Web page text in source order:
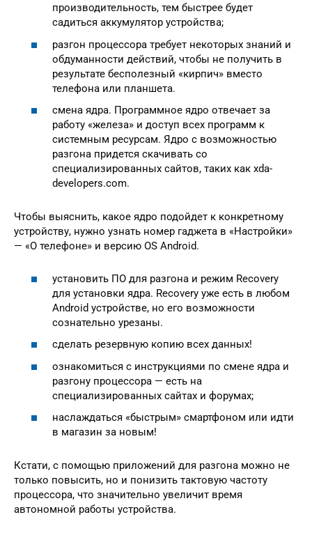
производительность, тем быстрее будет
садиться аккумулятор устройства;
разгон процессора требует некоторых знаний и
обдуманности действий, чтобы не получить в
результате бесполезный «кирпич» вместо
телефона или планшета.
смена ядра. Программное ядро отвечает за
работу «железа» и доступ всех программ к
системным ресурсам. Ядро с возможностью
разгона придется скачивать со
специализированных сайтов, таких как xda-
developers.com.
Чтобы выяснить, какое ядро подойдет к конкретному
устройству, нужно узнать номер гаджета в «Настройки»
— «О телефоне» и версию OS Android.
установить ПО для разгона и режим Recovery
для установки ядра. Recovery уже есть в любом
Android устройстве, но его возможности
сознательно урезаны.
сделать резервную копию всех данных!
ознакомиться с инструкциями по смене ядра и
разгону процессора — есть на
специализированных сайтах и форумах;
наслаждаться «быстрым» смартфоном или идти
в магазин за новым!
Кстати, с помощью приложений для разгона можно не
только повысить, но и понизить тактовую частоту
процессора, что значительно увеличит время
автономной работы устройства.